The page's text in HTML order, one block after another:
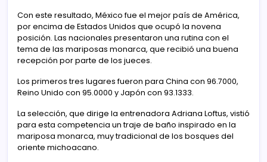
Con este resultado, México fue el mejor país de América,
por encima de Estados Unidos que ocupó la novena
posición. Las nacionales presentaron una rutina con el
tema de las mariposas monarca, que recibió una buena
recepción por parte de los jueces.
Los primeros tres lugares fueron para China con 96.7000,
Reino Unido con 95.0000 y Japón con 93.1333.
La selección, que dirige la entrenadora Adriana Loftus, vistió
para esta competencia un traje de baño inspirado en la
mariposa monarca, muy tradicional de los bosques del
oriente michoacano.